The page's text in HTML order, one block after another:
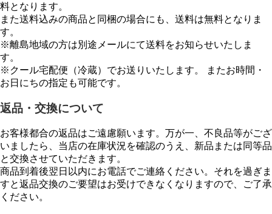
料となります。
また送料込みの商品と同梱の場合にも、送料は無料となりま
す。
※離島地域の方は別途メールにて送料をお知らせいたしま
す。
※クール宅配便（冷蔵）でお送りいたします。 またお時間・
お日にちの指定も可能です。
返品・交換について
お客様都合の返品はご遠慮願います。万が一、不良品等がござ
いましたら、当店の在庫状況を確認のうえ、新品または同等品
と交換させていただきます。
商品到着後翌日以内にお電話でご連絡ください。それを過ぎま
すと返品交換のご要望はお受けできなくなりますので、ご了承
ください。